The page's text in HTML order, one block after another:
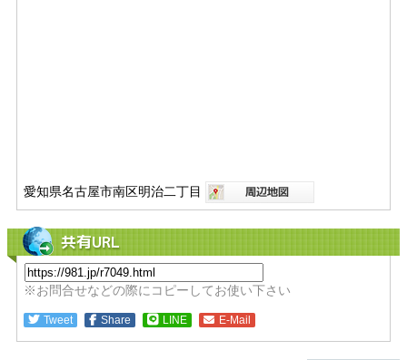
愛知県名古屋市南区明治二丁目
共有URL
※お問合せなどの際にコピーしてお使い下さい
Tweet Share LINE E-Mail